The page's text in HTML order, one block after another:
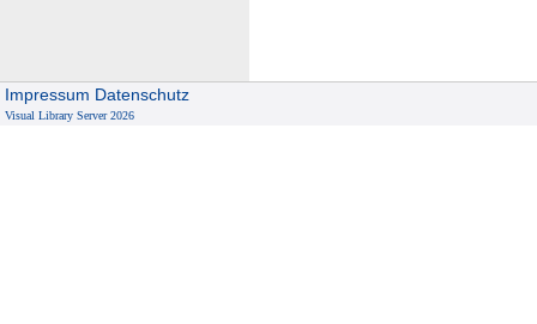
Impressum Datenschutz
Visual Library Server 2026